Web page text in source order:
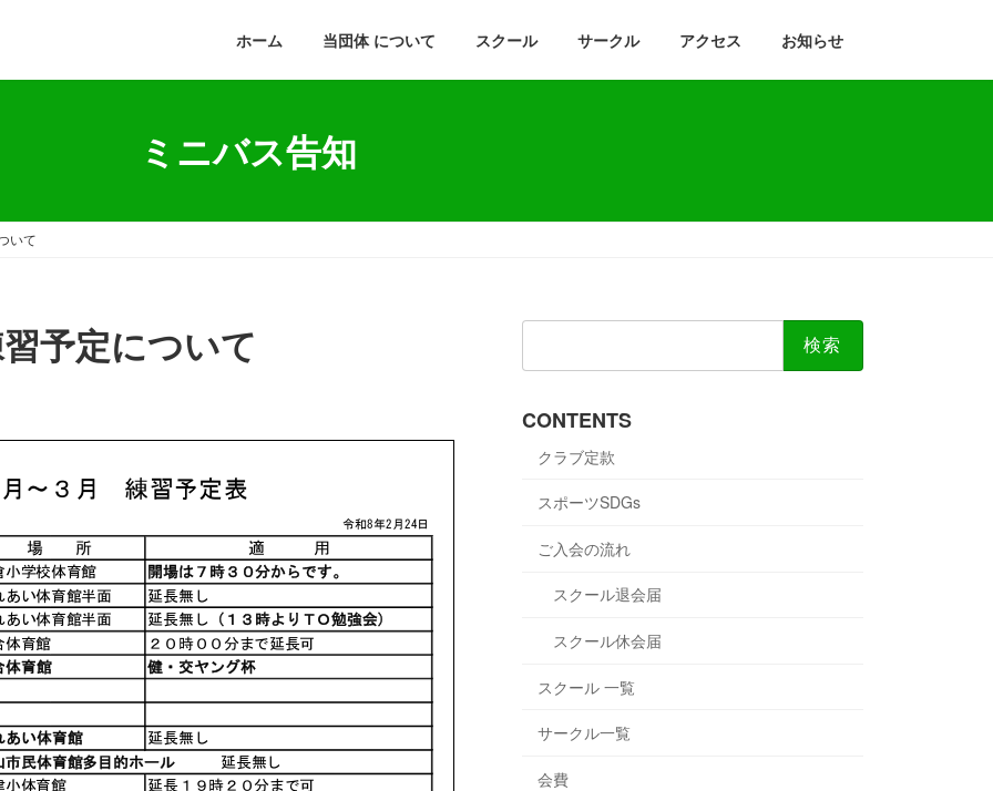
ホーム 当団体 について スクール サークル アクセス お知らせ
ミニバス告知
いて
予定について
CONTENTS
クラブ定款
スポーツSDGs
ご入会の流れ
スクール退会届
スクール休会届
スクール 一覧
サークル一覧
会費